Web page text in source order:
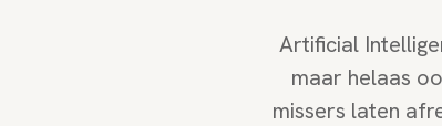
Artificial
maar helaas
missers laten